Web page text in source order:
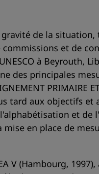
de la
et de
à Beyrouth,
principales
PRIMAIRE
tard aux objectifs
et
en place de
V (Hambourg,